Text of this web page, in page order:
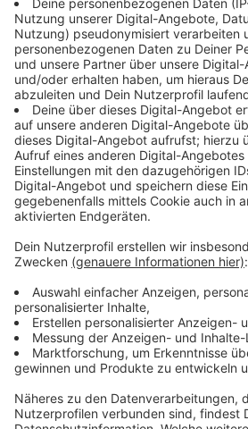
Kaufoption eine gute Lösung
Düsseldorf zu lotsen. Er ist mit
eine ideale Ergänzung zu
vorhandenen Angreifern.“
Christian Weber,
gewinnen wir im Angriff einen
Spielertypen hinzu. Er bringt
Durchsetzungsvermögen mit
hinaus einen großen
der Spitze noch variabler sein
Zukunft.“
Marlon Mustapha:„Ich bin
dritten Anlauf endlich
haben, und freue mich sehr auf
hoffe, dass ich der Mannschaft
Fähigkeiten weiterhelfen kann,